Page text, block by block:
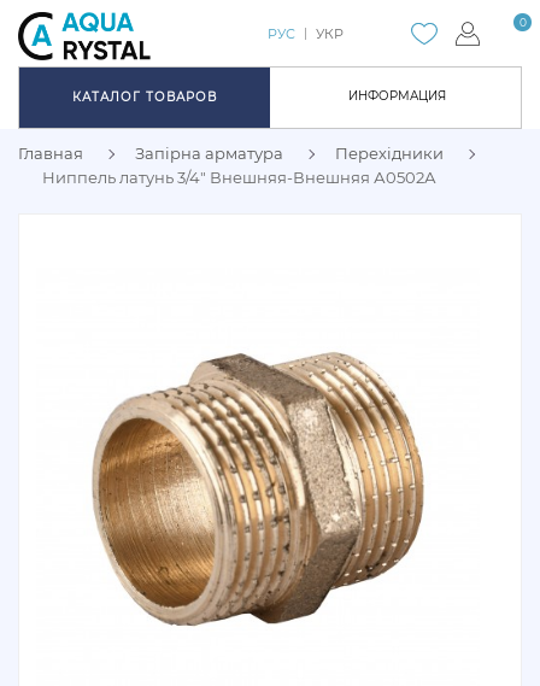
ИНФОРМАЦИЯ
0
РУС УКР
КАТАЛОГ ТОВАРОВ
Главная Запірна арматура
Перехідники
Ниппель латунь 3/4″ Внешняя-Внешняя А0502А